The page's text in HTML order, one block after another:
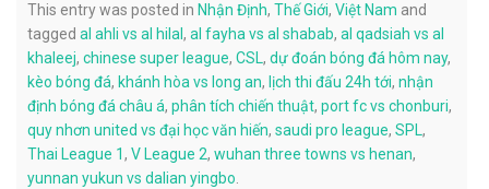
This entry was posted in Nhận Định, Thế Giới, Việt Nam and
tagged al ahli vs al hilal, al fayha vs al shabab, al qadsiah vs al
khaleej, chinese super league, CSL, dự đoán bóng đá hôm nay,
kèo bóng đá, khánh hòa vs long an, lịch thi đấu 24h tới, nhận
định bóng đá châu á, phân tích chiến thuật, port fc vs chonburi,
quy nhơn united vs đại học văn hiến, saudi pro league, SPL,
Thai League 1, V League 2, wuhan three towns vs henan,
yunnan yukun vs dalian yingbo.